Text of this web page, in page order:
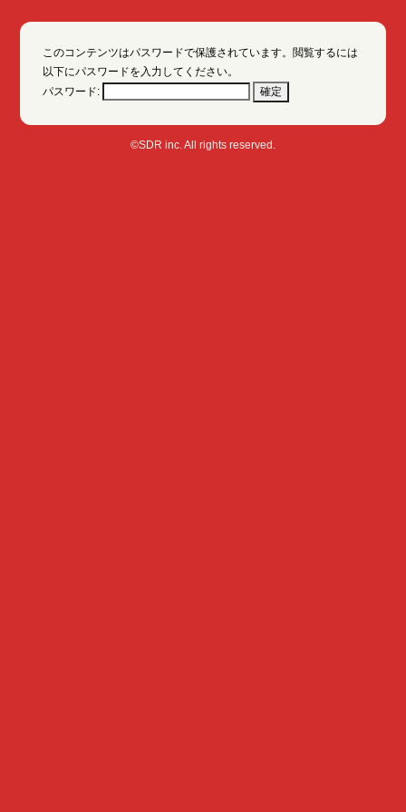
このコンテンツはパスワードで保護されています。閲覧するには
以下にパスワードを入力してください。
パスワード:
©SDR inc. All rights reserved.